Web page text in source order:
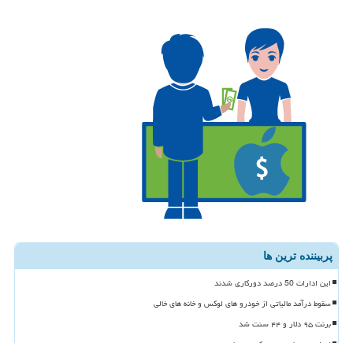
پربیننده ترین ها
این ادارات 50 درصد دورکاری شدند
سقوط درآمد مالیاتی از خودرو های لوکس و خانه های خالی
برنت ۹۵ دلار و ۴۴ سنت شد